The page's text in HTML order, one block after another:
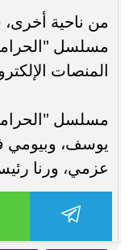
من ناحية
مسلسل
المنصات
يوسف، وبيومي
عزمي، ورنا